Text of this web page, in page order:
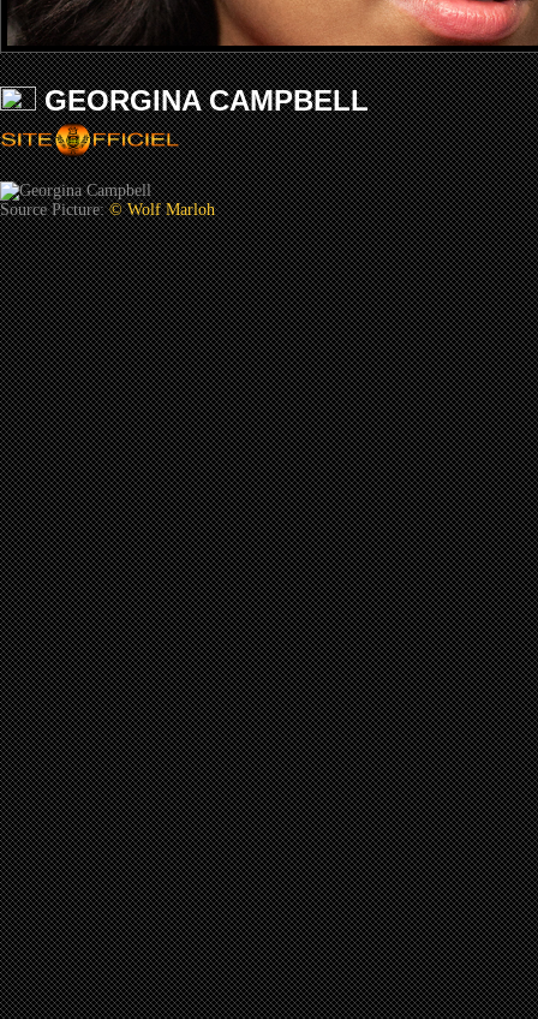
GEORGINA CAMPBELL
Source Picture:© Wolf Marloh